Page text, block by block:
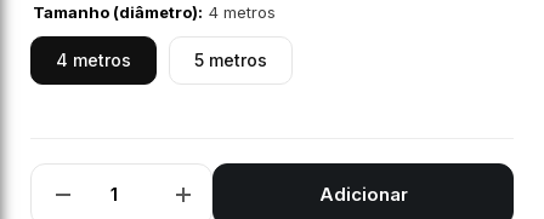
Tamanho (diâmetro): 4 metros
4 metros 5 metros
Diminuir
Aumentar
Adicionar